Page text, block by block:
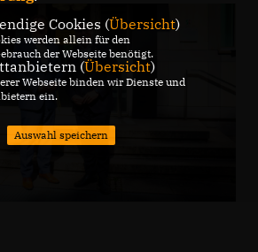
Cookies (Übersicht)
werden allein für den
der Webseite benötigt.
(Übersicht)
Webseite binden wir Dienste und
ein.
Auswahl speichern